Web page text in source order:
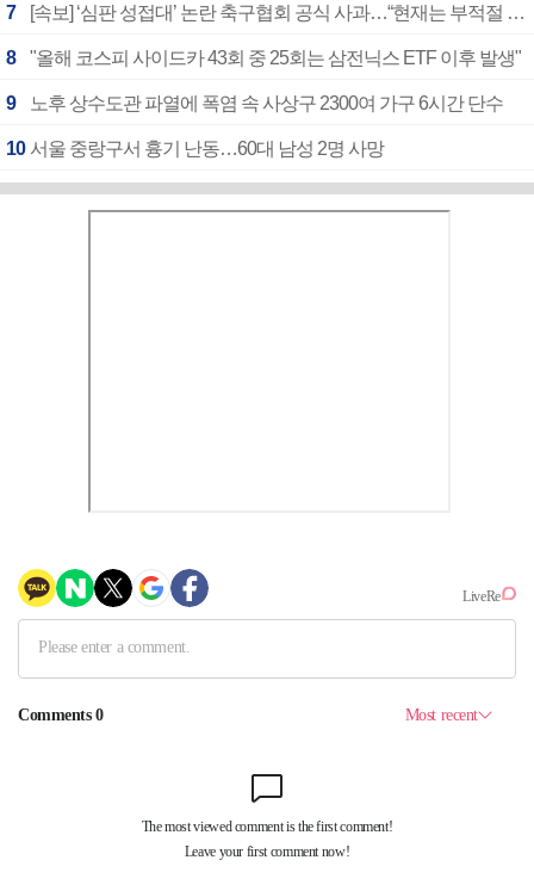
7 [속보] ‘심판 성접대’ 논란 축구협회 공식 사과…“현재는 부적절 행위 없어”
8 "올해 코스피 사이드카 43회 중 25회는 삼전닉스 ETF 이후 발생"
9 노후 상수도관 파열에 폭염 속 사상구 2300여 가구 6시간 단수
10 서울 중랑구서 흉기 난동…60대 남성 2명 사망